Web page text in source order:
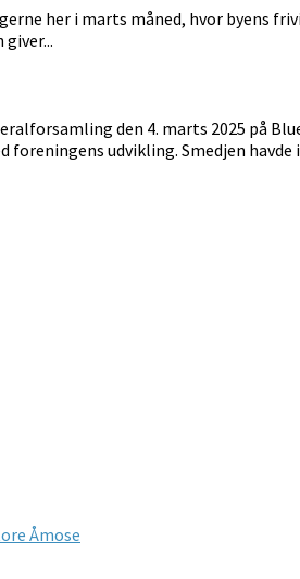
her i marts måned, hvor byens
den 4. marts 2025 på
udvikling. Smedjen havde
Åmose